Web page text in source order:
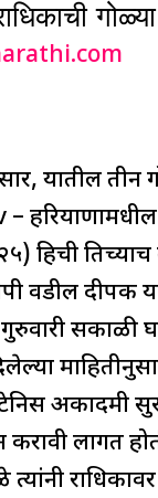
गोळ्या
यातील तीन
–
हिची तिच्याच
दीपक
सकाळी
अकादमी
करावी लागत
राधिकावर